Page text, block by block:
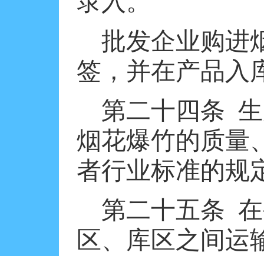
批发企业购进
签，并在产品入
第二十四条
烟花爆竹的质量
者行业标准的规
第二十五条
区、库区之间运